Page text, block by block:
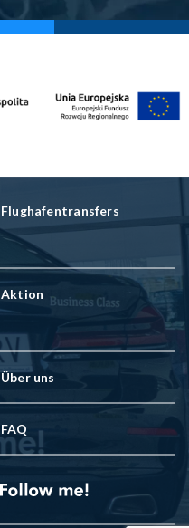
Flughafentransfers
Aktion
Über uns
FAQ